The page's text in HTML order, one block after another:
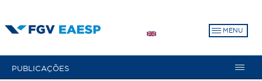
para
MENU
PUBLICAÇÕES